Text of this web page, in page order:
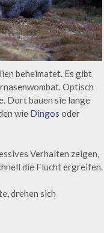
beheimatet. Es gibt
Optisch
Dort bauen sie lange
wie Dingos oder
Verhalten zeigen,
die Flucht ergreifen.
drehen sich